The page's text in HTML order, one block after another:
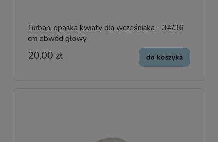
Turban, opaska kwiaty dla wcześniaka - 34/36
cm obwód głowy
20,00 zł do koszyka